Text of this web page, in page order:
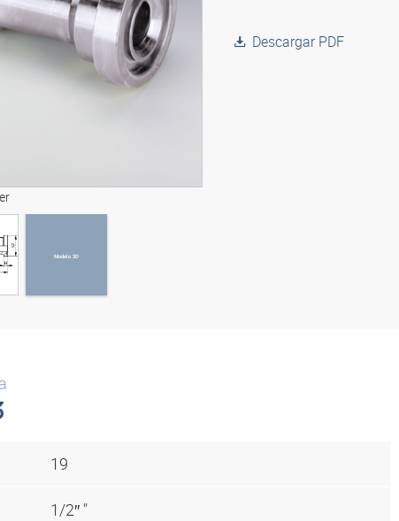
Modelo 3D
Modelo 3D
Descargar PDF
19
1/2″ "